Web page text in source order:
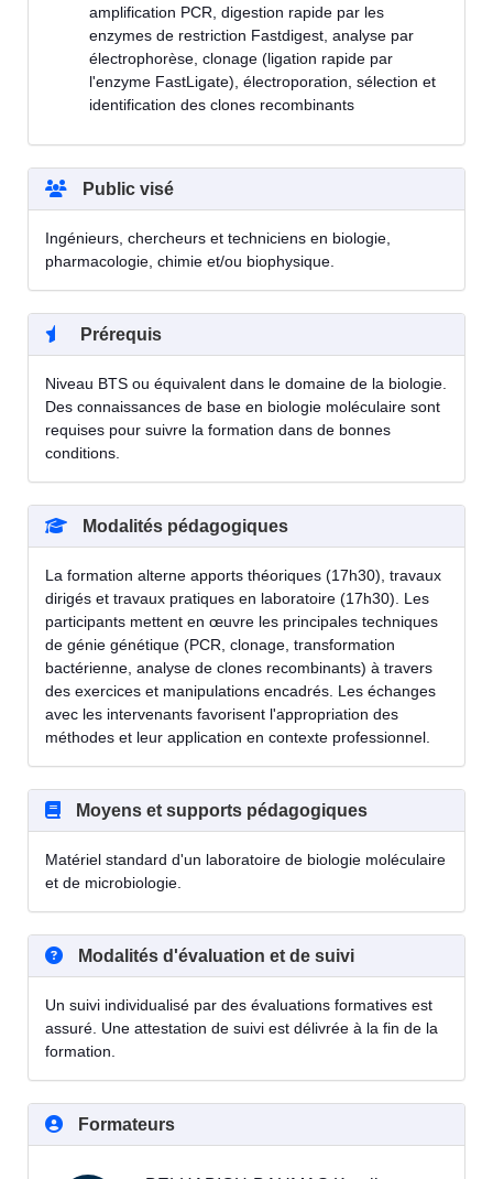
amplification PCR, digestion rapide par les
enzymes de restriction Fastdigest, analyse par
électrophorèse, clonage (ligation rapide par
l'enzyme FastLigate), électroporation, sélection et
identification des clones recombinants
Public visé
Ingénieurs, chercheurs et techniciens en biologie,
pharmacologie, chimie et/ou biophysique.
Prérequis
Niveau BTS ou équivalent dans le domaine de la biologie.
Des connaissances de base en biologie moléculaire sont
requises pour suivre la formation dans de bonnes
conditions.
Modalités pédagogiques
La formation alterne apports théoriques (17h30), travaux
dirigés et travaux pratiques en laboratoire (17h30). Les
participants mettent en œuvre les principales techniques
de génie génétique (PCR, clonage, transformation
bactérienne, analyse de clones recombinants) à travers
des exercices et manipulations encadrés. Les échanges
avec les intervenants favorisent l'appropriation des
méthodes et leur application en contexte professionnel.
Moyens et supports pédagogiques
Matériel standard d'un laboratoire de biologie moléculaire
et de microbiologie.
Modalités d'évaluation et de suivi
Un suivi individualisé par des évaluations formatives est
assuré. Une attestation de suivi est délivrée à la fin de la
formation.
Formateurs